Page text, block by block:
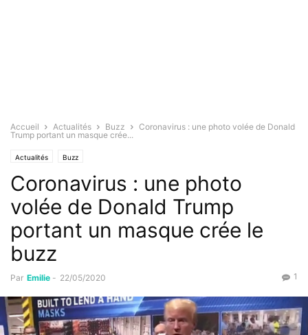
Accueil Actualités Buzz
Coronavirus : une photo volée de Donald
Trump portant un masque crée...
Actualités Buzz
Coronavirus : une photo
volée de Donald Trump
portant un masque crée le
buzz
Par Emilie - 22/05/2020 1